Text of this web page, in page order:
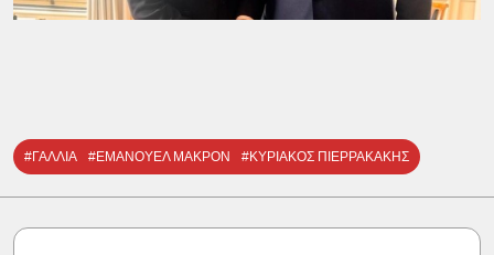
#ΓΑΛΛΙΑ #ΕΜΑΝΟΥΕΛ ΜΑΚΡΟΝ #ΚΥΡΙΑΚΟΣ ΠΙΕΡΡΑΚΑΚΗΣ